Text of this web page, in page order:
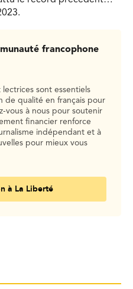
francophone
sont essentiels
de qualité en français pour
vous à nous pour soutenir
financier renforce
indépendant et à
pour mieux vous
à La Liberté